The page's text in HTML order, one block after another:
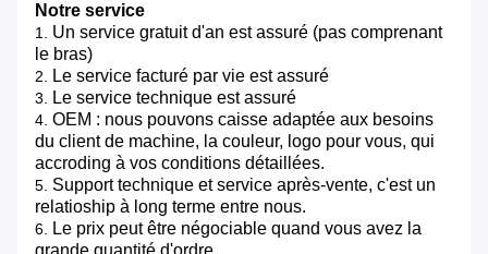
Notre service
1. Un service gratuit d'an est assuré (pas comprenant
le bras)
2. Le service facturé par vie est assuré
3. Le service technique est assuré
4. OEM : nous pouvons caisse adaptée aux besoins
du client de machine, la couleur, logo pour vous, qui
accroding à vos conditions détaillées.
5. Support technique et service après-vente, c'est un
relatioship à long terme entre nous.
6. Le prix peut être négociable quand vous avez la